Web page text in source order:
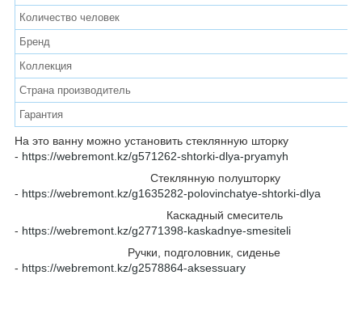
Количество человек
Бренд
Коллекция
Страна производитель
Гарантия
На это ванну можно установить стеклянную шторку
- https://webremont.kz/g571262-shtorki-dlya-pryamyh
Стеклянную полушторку
- https://webremont.kz/g1635282-polovinchatye-shtorki-dlya
Каскадный смеситель
- https://webremont.kz/g2771398-kaskadnye-smesiteli
Ручки, подголовник, сиденье
- https://webremont.kz/g2578864-aksessuary